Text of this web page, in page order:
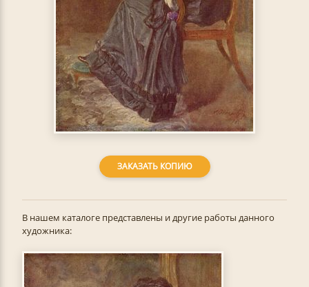
ЗАКАЗАТЬ КОПИЮ
В нашем каталоге представлены и другие работы данного
художника: